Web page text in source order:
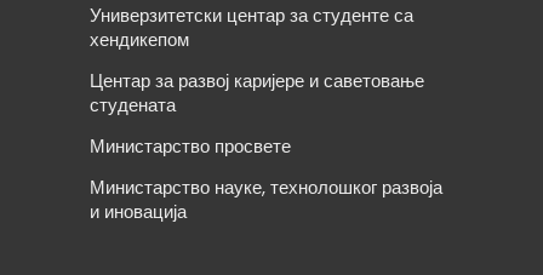
Универзитетски центар за студенте са
хендикепом
Центар за развој каријере и саветовање
студената
Министарство просвете
Министарство науке, технолошког развоја
и иновација